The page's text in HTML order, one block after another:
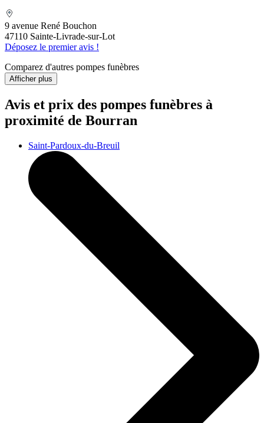
9 avenue René Bouchon
47110 Sainte-Livrade-sur-Lot
Déposez le premier avis !
Comparez d'autres pompes funèbres
Afficher plus
Avis et prix des pompes funèbres à
proximité de Bourran
Saint-Pardoux-du-Breuil